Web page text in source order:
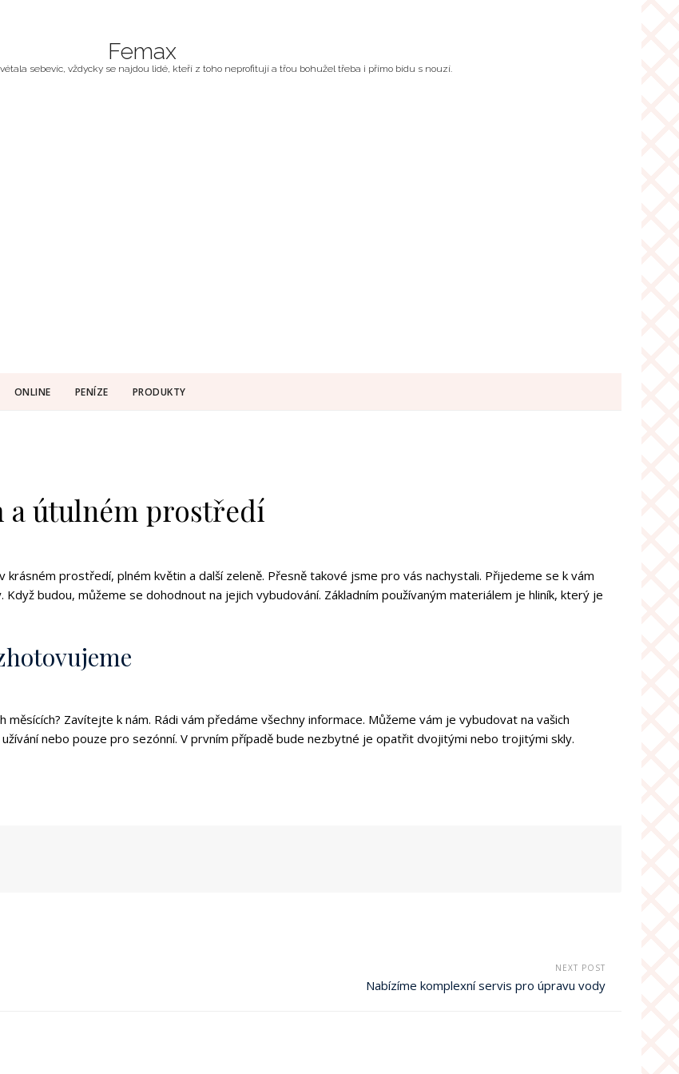
Femax
sebevíc, vždycky se najdou lidé, kteří z toho neprofitují a třou bohužel třeba i přímo bídu s nouzí.
ONLINE PENÍZE PRODUKTY
a útulném prostředí
krásném prostředí, plném květin a další zeleně. Přesně takové jsme pro vás nachystali. Přijedeme se k vám
budou, můžeme se dohodnout na jejich vybudování. Základním používaným materiálem je hliník, který je
Zavítejte k nám. Rádi vám předáme všechny informace. Můžeme vám je vybudovat na vašich
nebo pouze pro sezónní. V prvním případě bude nezbytné je opatřit dvojitými nebo trojitými skly.
NEXT POST
Nabízíme komplexní servis pro úpravu vody